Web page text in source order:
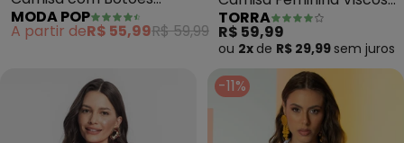
(Marinho)
MODA POP
A partir deR$ 55,99R$ 59,99 (Azul)
TORRA
R$ 59,99
ou 2x de R$ 29,99 sem juros
-11%